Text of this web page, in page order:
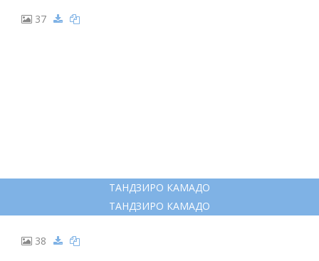
37
ТАНДЗИРО КАМАДО
ТАНДЗИРО КАМАДО
38